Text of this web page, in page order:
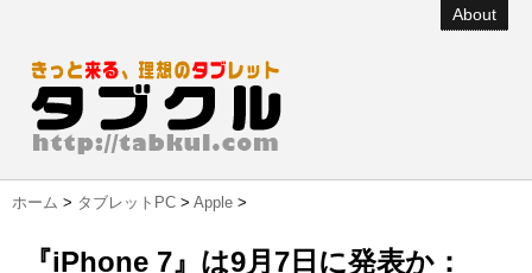
About
ホーム > タブレットPC > Apple >
『iPhone 7』は9月7日に発表か：